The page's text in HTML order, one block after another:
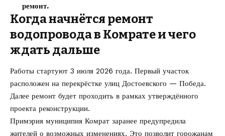
ремонт.
Когда начнётся ремонт
водопровода в Комрате и чего
ждать дальше
Работы стартуют 3 июля 2026 года. Первый участок
расположен на перекрёстке улиц Достоевского — Победа.
Далее ремонт будет проходить в рамках утверждённого
проекта реконструкции.
Примэрия муниципия Комрат заранее предупредила
жителей о возможных изменениях. Это позволит горожанам